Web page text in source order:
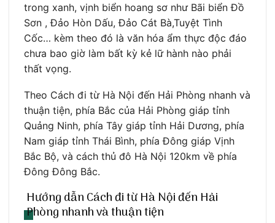
trong xanh, vịnh biển hoang sơ như Bãi biển Đồ
Sơn , Đảo Hòn Dấu, Đảo Cát Bà,Tuyệt Tình
Cốc… kèm theo đó là văn hóa ẩm thực độc đáo
chưa bao giờ làm bất kỳ kẻ lữ hành nào phải
thất vọng.
Theo Cách đi từ Hà Nội đến Hải Phòng nhanh và
thuận tiện, phía Bắc của Hải Phòng giáp tỉnh
Quảng Ninh, phía Tây giáp tỉnh Hải Dương, phía
Nam giáp tỉnh Thái Bình, phía Đông giáp Vịnh
Bắc Bộ, và cách thủ đô Hà Nội 120km về phía
Đông Đông Bắc.
Hướng dẫn Cách đi từ Hà Nội đến Hải
Phòng nhanh và thuận tiện